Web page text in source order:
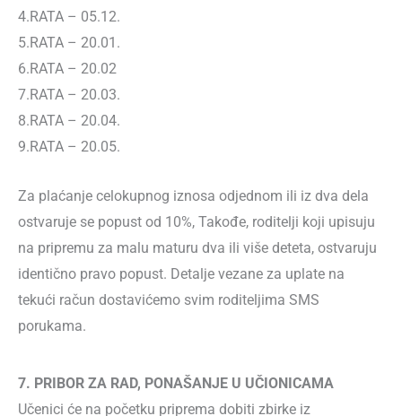
4.RАТА – 05.12.
5.RАТА – 20.01.
6.RАТА – 20.02
7.RАТА – 20.03.
8.RАТА – 20.04.
9.RАТА – 20.05.
Za plaćanje celokupnog iznosa odjednom ili iz dva dela
ostvaruje se popust od 10%, Takođe, roditelji koji upisuju
na pripremu za malu maturu dva ili više deteta, ostvaruju
identično pravo popust. Detalje vezane za uplate na
tekući račun dostavićemo svim roditeljima SMS
porukama.
7. PRIBOR ZA RAD, PONAŠANJE U UČIONICAMA
Učenici će na početku priprema dobiti zbirke iz